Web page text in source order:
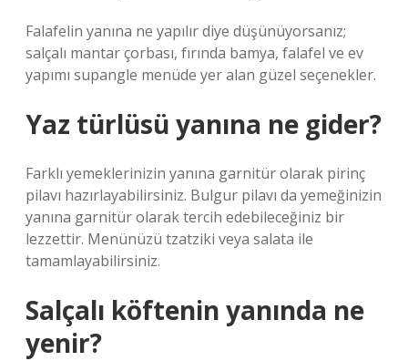
Falafelin yanına ne yapılır diye düşünüyorsanız;
salçalı mantar çorbası, fırında bamya, falafel ve ev
yapımı supangle menüde yer alan güzel seçenekler.
Yaz türlüsü yanına ne gider?
Farklı yemeklerinizin yanına garnitür olarak pirinç
pilavı hazırlayabilirsiniz. Bulgur pilavı da yemeğinizin
yanına garnitür olarak tercih edebileceğiniz bir
lezzettir. Menünüzü tzatziki veya salata ile
tamamlayabilirsiniz.
Salçalı köftenin yanında ne
yenir?